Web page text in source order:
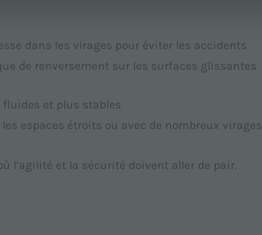
dans les virages pour éviter les accidents
de renversement sur les surfaces glissantes
et plus stables
espaces étroits ou avec de nombreux virages
l’agilité et la sécurité doivent aller de pair.